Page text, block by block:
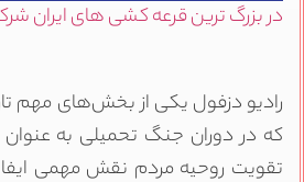
در بزرگ ترین قرعه کشی های ایران
رادیو دزفول یکی از بخش‌های مهم
که در دوران جنگ تحمیلی به عنوان
تقویت روحیه مردم نقش مهمی ایفا